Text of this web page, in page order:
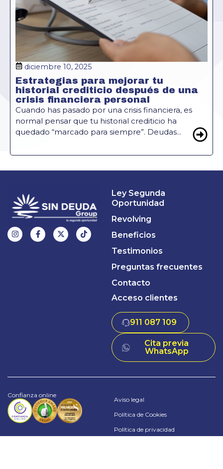
diciembre 10, 2025
Estrategias para mejorar tu
historial crediticio después de una
crisis financiera personal
Cuando has pasado por una crisis financiera, es
normal pensar que tu historial crediticio ha
quedado “marcado para siempre”. Deudas...
Ley Segunda
Oportunidad
Revolving
Beneficios
Testimonios
Preguntas frecuentes
Contacto
Acceso clientes
911 087 109
Cita previa
WhatsApp
Confianza online
Aviso legal
Política de Cookies
Política de privacidad